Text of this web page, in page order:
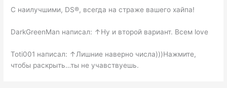
С наилучшими, DS®, всегда на страже вашего хайпа!
DarkGreenMan написал: ↑Ну и второй вариант. Всем love
Toti001 написал: ↑Лишние наверно числа)))Нажмите,
чтобы раскрыть…ты не учавствуешь.